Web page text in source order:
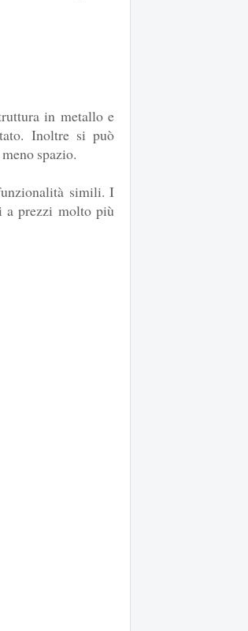
in metallo e
Inoltre si può
spazio.
simili. I
a prezzi molto più